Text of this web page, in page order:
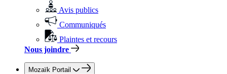
Avis publics
Communiqués
Plaintes et recours
Nous joindre
Mozaïk Portail